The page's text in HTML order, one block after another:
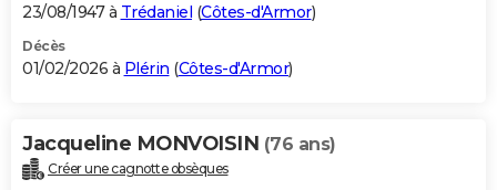
23/08/1947 à Trédaniel (Côtes-d'Armor)
Décès
01/02/2026 à Plérin (Côtes-d'Armor)
Jacqueline MONVOISIN (76 ans)
Créer une cagnotte obsèques